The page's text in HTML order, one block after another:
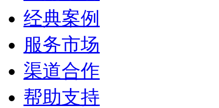
经典案例
服务市场
渠道合作
帮助支持